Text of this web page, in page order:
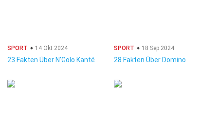
SPORT 14 Okt 2024
23 Fakten Über N'Golo Kanté
SPORT 18 Sep 2024
28 Fakten Über Domino